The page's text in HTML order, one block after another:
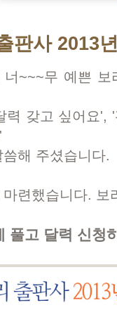
판사 2013
너~~~무 예쁜
력 갖고 싶어요',
씀해 주셨습니다.
마련했습니다.
풀고 달력 신청